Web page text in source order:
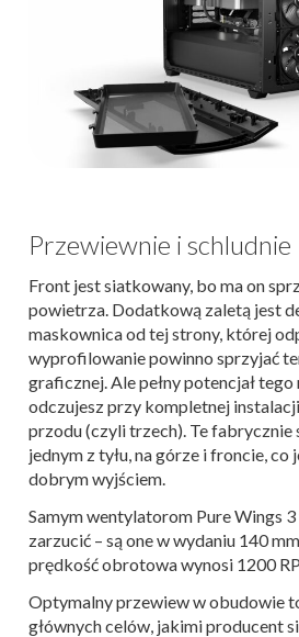
Przewiewnie i schludnie
Front jest siatkowany, bo ma on
powietrza. Dodatkową zaletą jest
maskownica od tej strony, której
wyprofilowanie powinno sprzyjać
graficznej. Ale pełny potencjał
odczujesz przy kompletnej
przodu (czyli trzech). Te fabrycznie
jednym z tyłu, na górze i froncie, co
dobrym wyjściem.
Samym wentylatorom Pure Wings
zarzucić – są one w wydaniu 140
prędkość obrotowa wynosi 1200
Optymalny przewiew w obudowie
głównych celów, jakimi producent